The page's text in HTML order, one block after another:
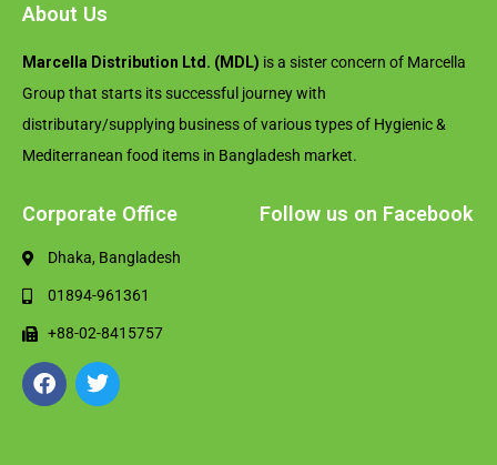
About Us
Marcella Distribution Ltd. (MDL) is a sister concern of Marcella
Group that starts its successful journey with
distributary/supplying business of various types of Hygienic &
Mediterranean food items in Bangladesh market.
Corporate Office
Dhaka, Bangladesh
01894-961361
+88-02-8415757
Follow us on Facebook